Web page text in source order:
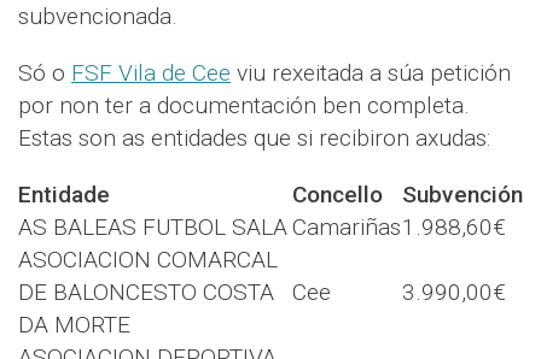
subvencionada.
Só o FSF Vila de Cee viu rexeitada a súa petición
por non ter a documentación ben completa.
Estas son as entidades que si recibiron axudas:
Entidade Concello
Subvención
AS BALEAS FUTBOL SALACamariñas1.988,60€
ASOCIACION COMARCAL
DE BALONCESTO COSTA
DA MORTE
Cee 3.990,00€